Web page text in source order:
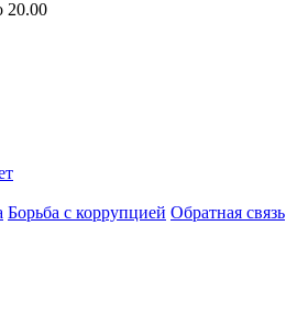
20.00
Борьба с коррупцией Обратная связь